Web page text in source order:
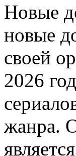
Нoвыe
новые
своей
2026
жанра.